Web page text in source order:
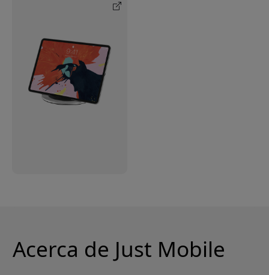
Acerca de Just Mobile